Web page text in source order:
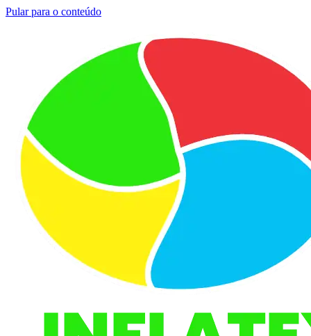
Pular para o conteúdo